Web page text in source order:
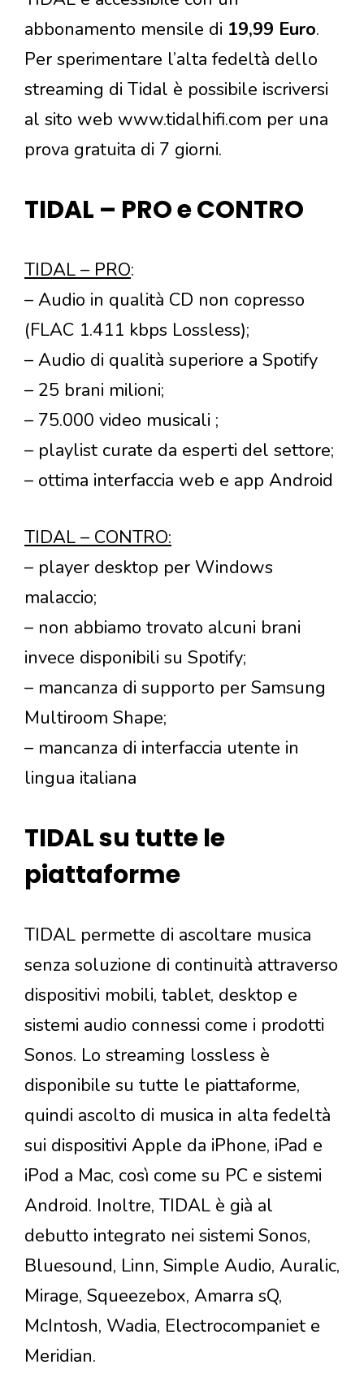
abbonamento mensile di 19,99 Euro.
Per sperimentare l’alta fedeltà dello
streaming di Tidal è possibile iscriversi
al sito web www.tidalhifi.com per una
prova gratuita di 7 giorni.
TIDAL – PRO e CONTRO
TIDAL – PRO:
– Audio in qualità CD non copresso
(FLAC 1.411 kbps Lossless);
– Audio di qualità superiore a Spotify
– 25 brani milioni;
– 75.000 video musicali ;
– playlist curate da esperti del settore;
– ottima interfaccia web e app Android
TIDAL – CONTRO:
– player desktop per Windows
malaccio;
– non abbiamo trovato alcuni brani
invece disponibili su Spotify;
– mancanza di supporto per Samsung
Multiroom Shape;
– mancanza di interfaccia utente in
lingua italiana
TIDAL su tutte le
piattaforme
TIDAL permette di ascoltare musica
senza soluzione di continuità attraverso
dispositivi mobili, tablet, desktop e
sistemi audio connessi come i prodotti
Sonos. Lo streaming lossless è
disponibile su tutte le piattaforme,
quindi ascolto di musica in alta fedeltà
sui dispositivi Apple da iPhone, iPad e
iPod a Mac, così come su PC e sistemi
Android. Inoltre, TIDAL è già al
debutto integrato nei sistemi Sonos,
Bluesound, Linn, Simple Audio, Auralic,
Mirage, Squeezebox, Amarra sQ,
McIntosh, Wadia, Electrocompaniet e
Meridian.